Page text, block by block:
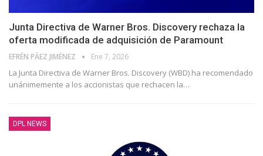
Junta Directiva de Warner Bros. Discovery rechaza la
oferta modificada de adquisición de Paramount
EFRÉN PÁEZ JIMÉNEZ Ene 7, 2026
La Junta Directiva de Warner Bros. Discovery (WBD) ha recomendado
unánimemente a los accionistas que rechacen la…
DPL NEWS